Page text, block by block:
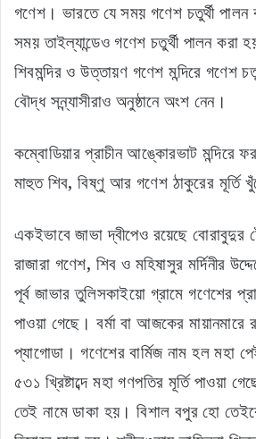
গণেশ। ভারতে যে সময় গণেশ চতুর্থী পালন
সময় তাইল্যান্ডেও গণেশ চতুর্থী পালন করা
শিবমন্দির ও উত্তায়ণ গণেশ মন্দিরে গণেশ
বৌদ্ধ সন্ন্যাসীরাও অনুষ্ঠানে অংশ নেন।
কম্বোডিয়ার প্রাচীন আঙ্কোরভাট মন্দিরে
মাহুত শিব, বিষ্ণু আর গণেশ ঠাকুরের মূর্তি
একইভাবে জাভা দ্বীপেও রয়েছে বোরাবুদুর
রাজারা গণেশ, শিব ও মহিষাসুর মর্দিনীর
পূর্ব জাভার তুলিসকাইয়ো গ্রামে গণেশের
পাওয়া গেছে। বর্মা বা আজকের মায়ানমারে
প্যাগোডা। গণেশের বার্মিজ নাম হল মহা
৫৩১ খ্রিষ্টাব্দে মহা গণপতির মূর্তি পাওয়া
তেই নামে ডাকা হয়। বিশাল বপুর হো